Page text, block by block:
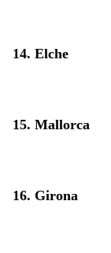
14. Elche
15. Mallorca
16. Girona